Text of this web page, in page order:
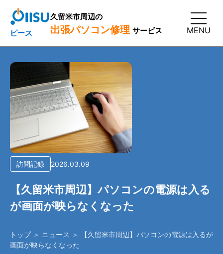
ピース
久留米市周辺の
出張パソコン修理 サービス MENU
訪問記録 2026.03.09
【久留米市周辺】パソコンの電源は入る
が画面が映らなくなった
トップ＞ ニュース ＞ 【久留米市周辺】パソコンの電源は入るが
画面が映らなくなった